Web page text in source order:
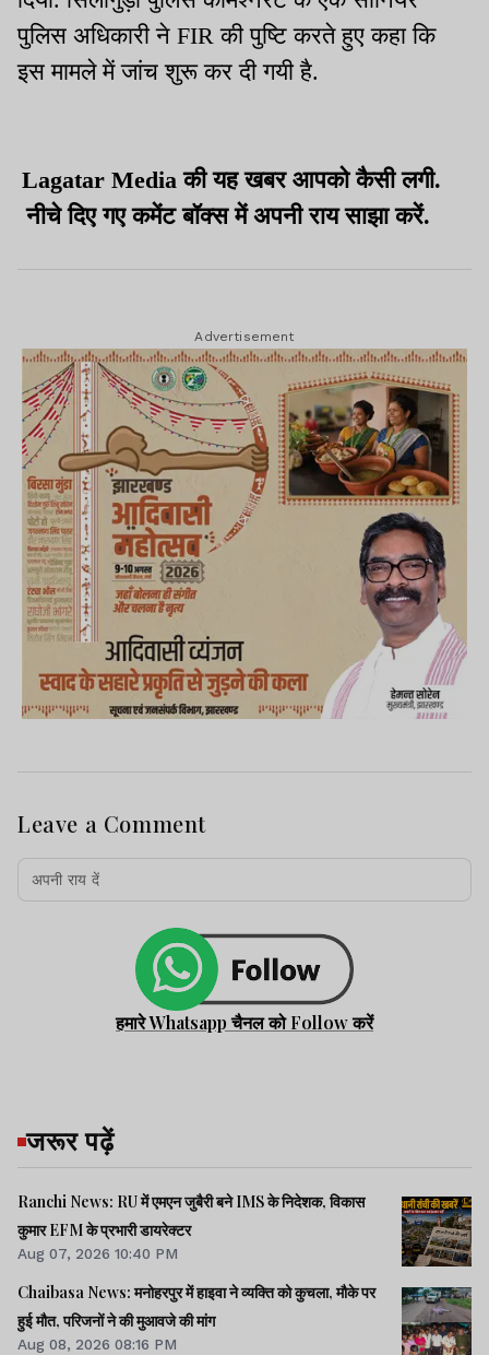
पुलिस अधिकारी ने FIR की पुष्टि करते हुए कहा कि
इस मामले में जांच शुरू कर दी गयी है.
Lagatar Media की यह खबर आपको कैसी लगी.
नीचे दिए गए कमेंट बॉक्स में अपनी राय साझा करें.
Advertisement
Leave a Comment
हमारे Whatsapp चैनल को Follow करें
जरूर पढ़ें
Ranchi News: RU में एमएन जुबैरी बने IMS के निदेशक, विकास
कुमार EFM के प्रभारी डायरेक्टर
Aug 07, 2026 10:40 PM
Chaibasa News: मनोहरपुर में हाइवा ने व्यक्ति को कुचला, मौके पर
हुई मौत, परिजनों ने की मुआवजे की मांग
Aug 08, 2026 08:16 PM